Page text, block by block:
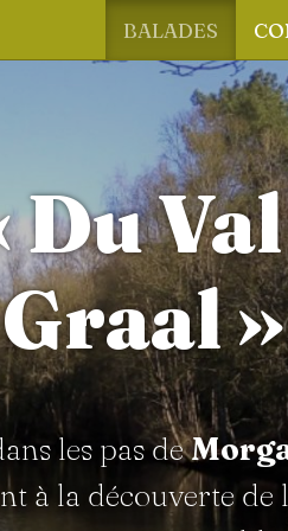
BALADES
Du
»
les pas de
à la découverte de